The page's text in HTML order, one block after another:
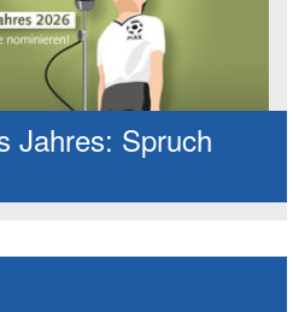
Jahres: Spruch